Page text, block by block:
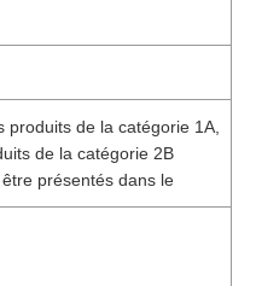
produits de la catégorie 1A,
de la catégorie 2B
présentés dans le